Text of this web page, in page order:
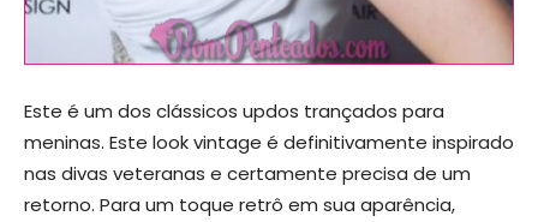
Este é um dos clássicos updos trançados para
meninas. Este look vintage é definitivamente inspirado
nas divas veteranas e certamente precisa de um
retorno. Para um toque retrô em sua aparência,